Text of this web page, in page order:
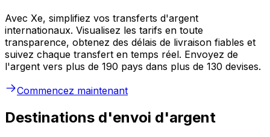
Avec Xe, simplifiez vos transferts d'argent
internationaux. Visualisez les tarifs en toute
transparence, obtenez des délais de livraison fiables et
suivez chaque transfert en temps réel. Envoyez de
l'argent vers plus de 190 pays dans plus de 130 devises.
Commencez maintenant
Destinations d'envoi d'argent